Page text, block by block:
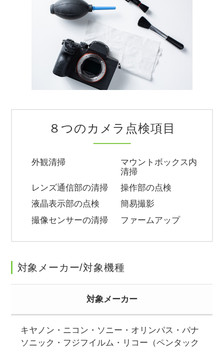
８つのカメラ点検項目
外観清掃
マウントボックス内
清掃
レンズ通信部の清掃 操作部の点検
液晶表示部の点検 簡易撮影
撮像センサーの清掃 ファームアップ
対象メーカー/対象機種
対象メーカー
キヤノン・ニコン・ソニー・オリンパス・パナ
ソニック・フジフイルム・リコー（ペンタック